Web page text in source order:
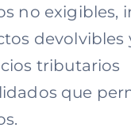
no exigibles,
devolvibles
tributarios
que